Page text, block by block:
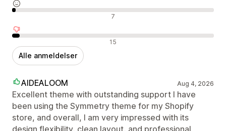
Neutrale anmeldelser 7
Negative anmeldelser 15
Alle anmeldelser
AIDEALOOM Aug 4, 2026
Excellent theme with outstanding support I have
been using the Symmetry theme for my Shopify
store, and overall, I am very impressed with its
design flexibility, clean layout, and professional